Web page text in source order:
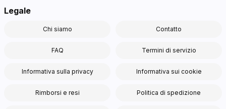
Legale
Chi siamo Contatto
FAQ Termini di servizio
Informativa sulla privacy Informativa sui cookie
Rimborsi e resi Politica di spedizione